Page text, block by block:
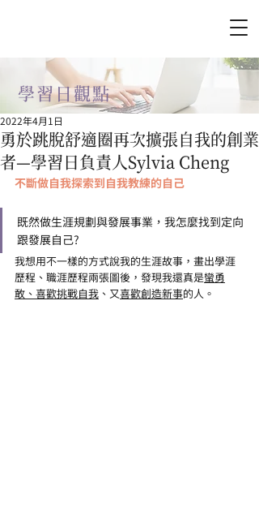
學習日​觀點
勇於跳脫舒適圈再次擴張自我的創業
者—學習日負責人Sylvia Cheng
2022年4月1日
不斷做自我探索到自我教練的自己
既然做生涯規劃與發展事業，我怎麼找到定向
跟發展自己?
我想用不一樣的方式說我的生涯故事，畫出學涯
歷程 、 職涯歷程兩張圖後， 發現我還真是蠻勇
敢、喜歡挑戰自我 、又喜歡創造新事的人。